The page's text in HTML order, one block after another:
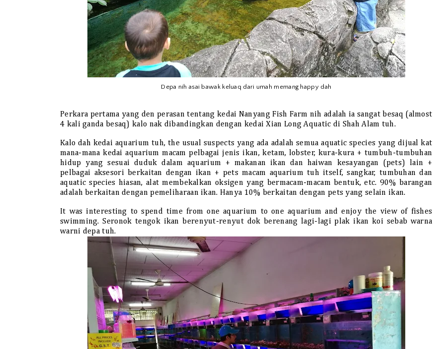
Depa nih asai bawak keluaq dari umah memang happy dah
Perkara pertama yang den perasan tentang kedai Nanyang Fish Farm nih adalah ia sangat besaq (almost
4 kali ganda besaq) kalo nak dibandingkan dengan kedai Xian Long Aquatic di Shah Alam tuh.
Kalo dah kedai aquarium tuh, the usual suspects yang ada adalah semua aquatic species yang dijual kat
mana-mana kedai aquarium macam pelbagai jenis ikan, ketam, lobster, kura-kura + tumbuh-tumbuhan
hidup yang sesuai duduk dalam aquarium + makanan ikan dan haiwan kesayangan (pets) lain +
pelbagai aksesori berkaitan dengan ikan + pets macam aquarium tuh itself, sangkar, tumbuhan dan
aquatic species hiasan, alat membekalkan oksigen yang bermacam-macam bentuk, etc. 90% barangan
adalah berkaitan dengan pemeliharaan ikan. Hanya 10% berkaitan dengan pets yang selain ikan.
It was interesting to spend time from one aquarium to one aquarium and enjoy the view of fishes
swimming. Seronok tengok ikan berenyut-renyut dok berenang lagi-lagi plak ikan koi sebab warna
warni depa tuh.